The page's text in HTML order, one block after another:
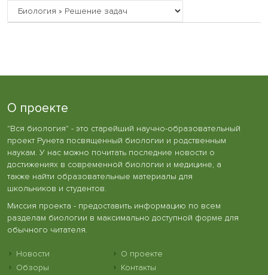
О проекте
"Вся биология" - это старейший научно-образовательный
проект Рунета посвященный биологии и родственным
наукам. У нас можно почитать последние новости о
достижениях в современной биологии и медицине, а
также найти образовательные материалы для
школьников и студентов.
Миссия проекта - предоставить информацию по всем
разделам биологии в максимально доступной форме для
обычного читателя.
Новости
Обзоры
О проекте
Контакты